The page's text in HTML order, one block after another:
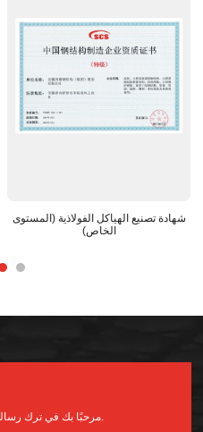
شهادة تصنيع الهياكل الفولاذية (المستوى
الخاص)
مرحبًا بك في ترك رسالة لنا، وسنقوم بالرد عليك فور استلامها.